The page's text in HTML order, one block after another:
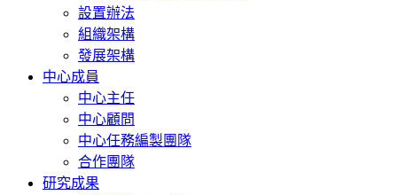
設置辦法
組織架構
發展架構
中心成員
中心主任
中心顧問
中心任務編製團隊
合作團隊
研究成果